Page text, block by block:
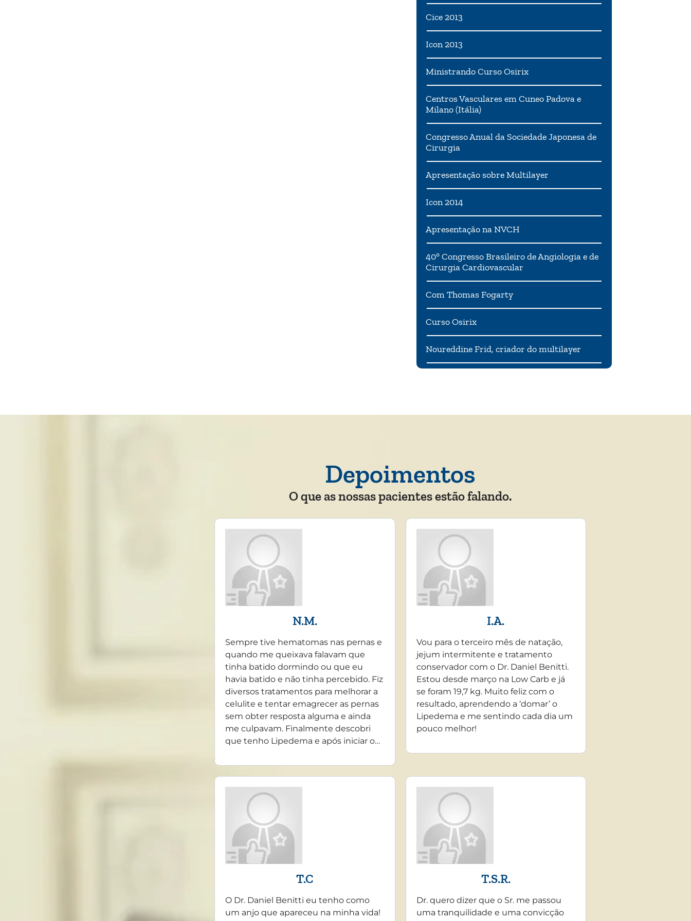
Cice 2013
Icon 2013
Ministrando Curso Osirix
Centros Vasculares em Cuneo Padova e
Milano (Itália)
Congresso Anual da Sociedade Japonesa de
Cirurgia
Apresentação sobre Multilayer
Icon 2014
Apresentação na NVCH
40° Congresso Brasileiro de Angiologia e de
Cirurgia Cardiovascular
Com Thomas Fogarty
Curso Osirix
Noureddine Frid, criador do multilayer
Depoimentos
O que as nossas pacientes estão falando.
N.M.
Sempre tive hematomas nas pernas e
quando me queixava falavam que
tinha batido dormindo ou que eu
havia batido e não tinha percebido. Fiz
diversos tratamentos para melhorar a
celulite e tentar emagrecer as pernas
sem obter resposta alguma e ainda
me culpavam. Finalmente descobri
que tenho Lipedema e após iniciar o…
I.A.
Vou para o terceiro mês de natação,
jejum intermitente e tratamento
conservador com o Dr. Daniel Benitti.
Estou desde março na Low Carb e já
se foram 19,7 kg. Muito feliz com o
resultado, aprendendo a ‘domar’ o
Lipedema e me sentindo cada dia um
pouco melhor!
T.C
O Dr. Daniel Benitti eu tenho como
um anjo que apareceu na minha vida!
T.S.R.
Dr. quero dizer que o Sr. me passou
uma tranquilidade e uma convicção